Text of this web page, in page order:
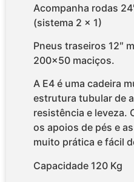
Acompanha rodas
(sistema 2 x 1)
Pneus traseiros 12″
200×50 maciços.
A E4 é uma cadeira
estrutura tubular de
resistência e leveza.
os apoios de pés e
muito prática e fácil
Capacidade 120 Kg